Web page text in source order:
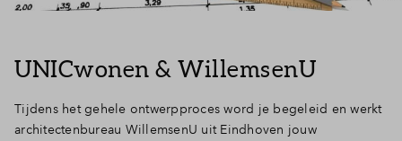
UNICwonen & WillemsenU
Tijdens het gehele ontwerpproces word je begeleid en werkt
architectenbureau WillemsenU uit Eindhoven jouw